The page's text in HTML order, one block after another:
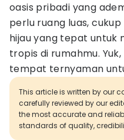
oasis pribadi yang
perlu ruang luas,
hijau yang tepat untuk
tropis di rumahmu.
tempat ternyaman
This article is written by our
carefully reviewed by our
the most accurate and
standards of quality,